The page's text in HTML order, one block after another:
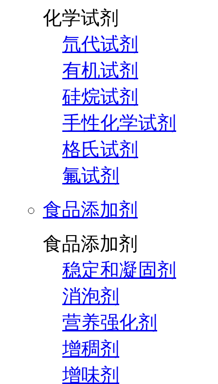
化学试剂
氘代试剂
有机试剂
硅烷试剂
手性化学试剂
格氏试剂
氟试剂
食品添加剂
食品添加剂
稳定和凝固剂
消泡剂
营养强化剂
增稠剂
增味剂